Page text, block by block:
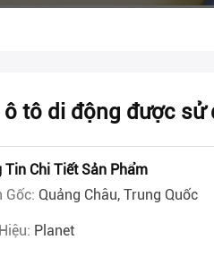
ô tô di động được sử
Tin Chi Tiết Sản Phẩm
Gốc: Quảng Châu, Trung Quốc
Planet